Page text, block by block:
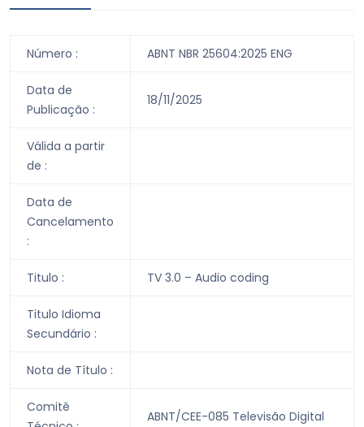
Número : ABNT NBR 25604:2025 ENG
Data de
Publicação :
18/11/2025
Válida a partir
de :
Data de
Cancelamento
:
Titulo : TV 3.0 – Audio coding
Titulo Idioma
Secundário :
Nota de Título :
Comitê
ABNT/CEE-085 Televisão Digital